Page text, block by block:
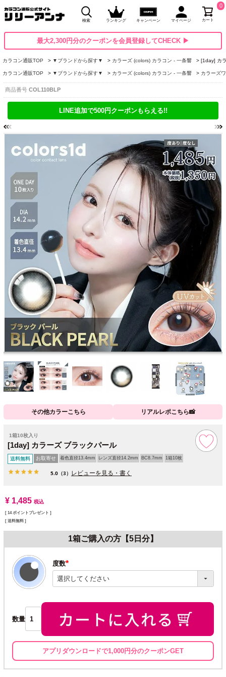
検索 ランキング キャンペーン マイページ カート
0
最大2,300円分のクーポンを会員登録してCHECK ▶
カラコン通販TOP ▼ブランドから探す▼ カラーズ (colors) カラコン - 一条響 [1day] カ
カラコン通販TOP ▼ブランドから探す▼ カラーズ (colors) カラコン - 一条響 カラーズ
商品番号 COL110BLP
LINE追加で500円クーポンもらえる!!
その他カラーこちら リアルレポこちら📸
1箱10枚入り
[1day] カラーズ ブラックパール
送料無料 お取寄せ 着色直径13.4mm レンズ直径14.2mm BC8.7mm 1箱10枚
5.0 （3） レビューを見る・書く
¥ 1,485 税込
[ 14 ポイントプレゼント ]
送料無料
1箱ご購入の方【5日分】
度数
(必
須)
数量
アプリダウンロードで1,000円分のクーポンGET